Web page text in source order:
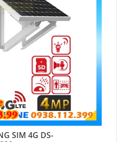
SIM 4G DS-